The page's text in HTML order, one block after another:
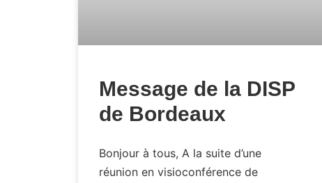
Message de la DISP
de Bordeaux
Bonjour à tous, A la suite d’une
réunion en visioconférence de